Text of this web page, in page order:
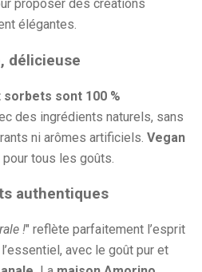
proposer des créations
élégantes.
délicieuse
sont 100 %
des ingrédients naturels, sans
ni arômes artificiels. Vegan
pour tous les goûts.
authentiques
!" reflète parfaitement l’esprit
avec le goût pur et